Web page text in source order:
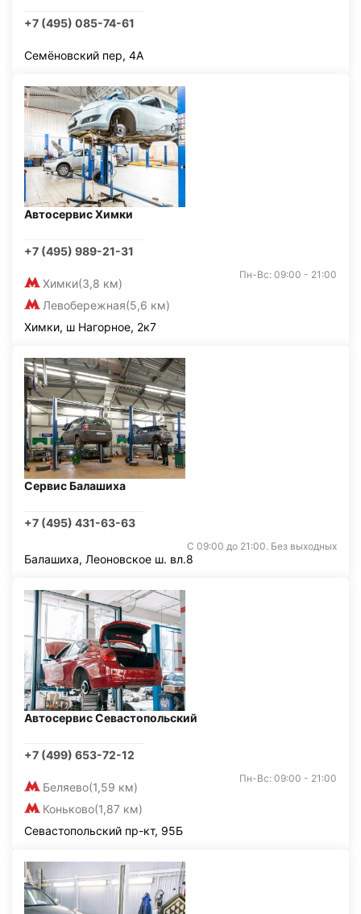
+7 (495) 085-74-61
Семёновский пер, 4А
Автосервис Химки
+7 (495) 989-21-31
Химки(3,8 км)
Левобережная(5,6 км)
Пн-Вс: 09:00 - 21:00
Химки, ш Нагорное, 2к7
Сервис Балашиха
+7 (495) 431-63-63
С 09:00 до 21:00. Без выходных
Балашиха, Леоновское ш. вл.8
Автосервис Севастопольский
+7 (499) 653-72-12
Беляево(1,59 км)
Коньково(1,87 км)
Пн-Вс: 09:00 - 21:00
Севастопольский пр-кт, 95Б